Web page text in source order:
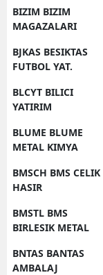
BIZIM BIZIM
MAGAZALARI
BJKAS BESIKTAS
FUTBOL YAT.
BLCYT BILICI
YATIRIM
BLUME BLUME
METAL KIMYA
BMSCH BMS CELIK
HASIR
BMSTL BMS
BIRLESIK METAL
BNTAS BANTAS
AMBALAJ